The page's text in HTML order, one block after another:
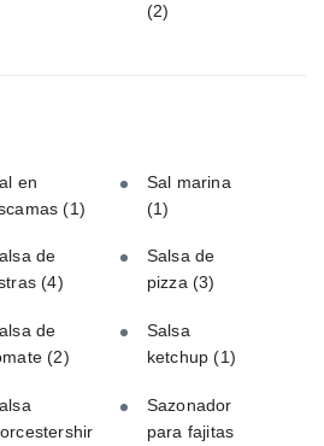
(2)
en
(1)
Sal marina
(1)
de
(4)
Salsa de
pizza(3)
de
(2)
Salsa
ketchup(1)
Sazonador
para fajitas